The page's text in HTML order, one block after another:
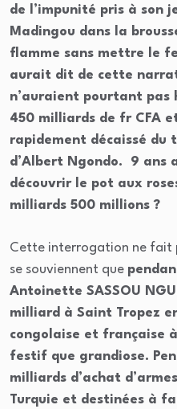
de l’impunité pris à son
Madingou dans la
flamme sans mettre le
aurait dit de cette
n’auraient pourtant pas
450 milliards de fr CFA
rapidement décaissé du
d’Albert Ngondo. 9 ans
découvrir le pot aux
milliards 500 millions ?
Cette interrogation ne fait
se souviennent que
Antoinette SASSOU
milliard à Saint Tropez
congolaise et française
festif que grandiose.
milliards d’achat
Turquie et destinées à